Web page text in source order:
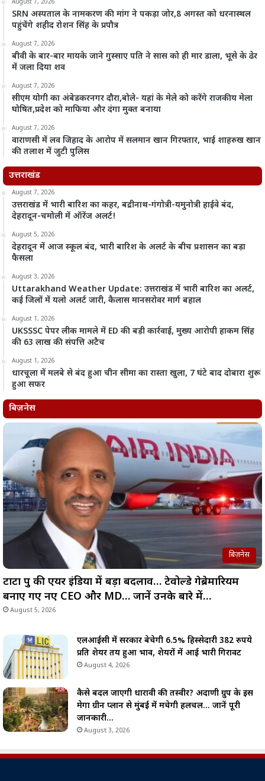
August 7, 2026
SRN अस्पताल के नामकरण की मांग ने पकड़ा जोर,8 अगस्त को धरनास्थल
पहुंचेंगे शहीद रोशन सिंह के प्रपौत्र
August 7, 2026
बीवी के बार-बार मायके जाने गुस्साए पति ने सास को ही मार डाला, भूसे के ढेर
में जला दिया शव
August 7, 2026
सीएम योगी का अंबेडकरनगर दौरा,बोले- यहां के मेले को करेंगे राजकीय मेला
घोषित,प्रदेश को माफिया और दंगा मुक्त बनाया
August 7, 2026
वाराणसी में लव जिहाद के आरोप में सलमान खान गिरफ्तार, भाई शाहरुख खान
की तलाश में जुटी पुलिस
उत्तराखंड
August 7, 2026
उत्तराखंड में भारी बारिश का कहर, बद्रीनाथ-गंगोत्री-यमुनोत्री हाईवे बंद,
देहरादून-चमोली में ऑरेंज अलर्ट!
August 5, 2026
देहरादून में आज स्कूल बंद, भारी बारिश के अलर्ट के बीच प्रशासन का बड़ा
फैसला
August 3, 2026
Uttarakhand Weather Update: उत्तराखंड में भारी बारिश का अलर्ट,
कई जिलों में यलो अलर्ट जारी, कैलास मानसरोवर मार्ग बहाल
August 1, 2026
UKSSSC पेपर लीक मामले में ED की बड़ी कार्रवाई, मुख्य आरोपी हाकम सिंह
की 63 लाख की संपत्ति अटैच
August 1, 2026
धारचूला में मलबे से बंद हुआ चीन सीमा का रास्ता खुला, 7 घंटे बाद दोबारा शुरू
हुआ सफर
बिज़नेस
बिज़नेस
टाटा ग्रुप की एयर इंडिया में बड़ा बदलाव… टेवोल्डे गेब्रेमारियम
बनाए गए नए CEO और MD… जानें उनके बारे में…
August 5, 2026
एलआईसी में सरकार बेचेगी 6.5% हिस्सेदारी 382 रुपये
प्रति शेयर तय हुआ भाव, शेयरों में आई भारी गिरावट
August 4, 2026
कैसे बदल जाएगी धारावी की तस्वीर? अदाणी ग्रुप के इस
मेगा ग्रीन प्लान से मुंबई में मचेगी हलचल… जानें पूरी
जानकारी…
August 3, 2026